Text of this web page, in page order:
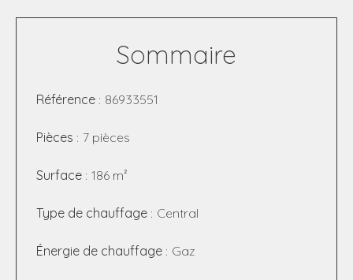
Sommaire
Référence 86933551
Pièces 7 pièces
Surface 186 m²
Type de chauffage Central
Énergie de chauffage Gaz